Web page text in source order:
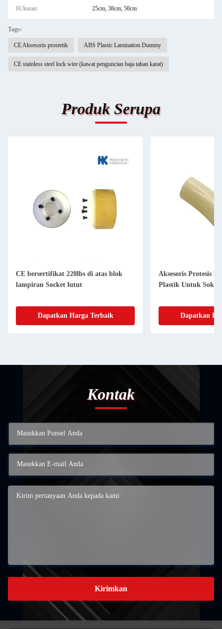
6Ukuran: 25cm, 38cm, 50cm
Tags:
CE Aksesoris prostetik ABS Plastic Lamination Dummy
CE stainless steel lock wire (kawat penguncian baja tahan karat)
Produk Serupa
CE bersertifikat 220lbs di atas blok
lampiran Socket lutut
Dapatkan Harga Terbaik
Aksesoris Protesis
Plastik Untuk Soket
Dapatkan
Kontak
Kirimkan